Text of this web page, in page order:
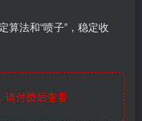
法和“喷子”，稳定收
付费后查看